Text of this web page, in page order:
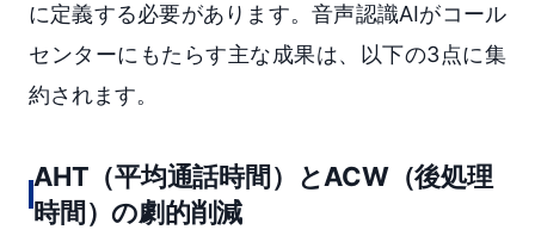
に定義する必要があります。音声認識AIがコール
センターにもたらす主な成果は、以下の3点に集
約されます。
AHT（平均通話時間）とACW（後処理
時間）の劇的削減